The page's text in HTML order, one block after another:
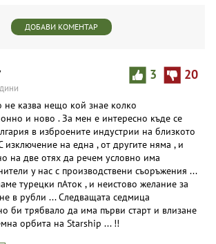
ДОБАВИ КОМЕНТАР
3 20
не казва нещо кой знае колко
и ново . За мен е интересно къде се
в изброените индустрии на близкото
изключение на една , от другите няма , и
на две отях да речем условно има
у нас с производствени съоръжения ...
турецки пАток , и неистово желание за
в рубли ... Следващата седмица
би трябвало да има първи старт и влизане
орбита на Starship ... !!